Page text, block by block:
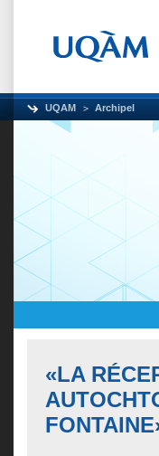
UQAM Archipel
«LA